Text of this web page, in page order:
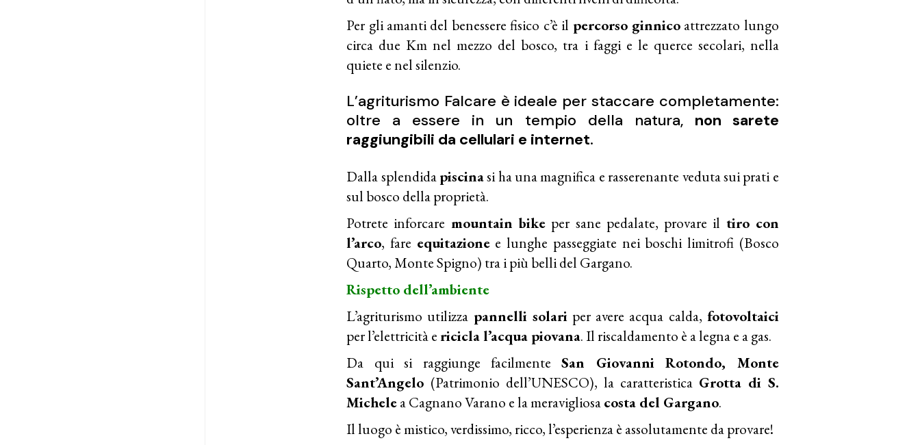
Per gli amanti del benessere fisico c’è il percorso ginnico attrezzato lungo
circa due Km nel mezzo del bosco, tra i faggi e le querce secolari, nella
quiete e nel silenzio.
L’agriturismo Falcare è ideale per staccare completamente:
oltre a essere in un tempio della natura, non sarete
raggiungibili da cellulari e internet.
Dalla splendidapiscinasi ha una magnifica e rasserenante veduta sui prati e
sul bosco della proprietà.
Potrete inforcare mountain bikeper sane pedalate, provare il tiro con
l’arco, fare equitazionee lunghe passeggiate nei boschi limitrofi (Bosco
Quarto, Monte Spigno) tra i più belli del Gargano.
Rispetto dell’ambiente
L’agriturismo utilizza pannelli solariper avere acqua calda, fotovoltaici
per l’elettricità e ricicla l’acqua piovana. Il riscaldamento è a legna e a gas.
Da qui si raggiunge facilmenteSan Giovanni Rotondo, Monte
Sant’Angelo (Patrimonio dell’UNESCO), la caratteristica Grotta di S.
Michelea Cagnano Varano e la meravigliosacosta del Gargano.
Il luogo è mistico, verdissimo, ricco, l’esperienza è assolutamente da provare!